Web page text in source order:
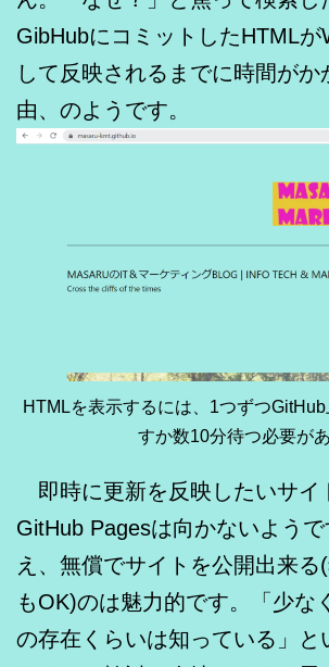
GibHubにコミットしたHTMLが
して反映されるまでに時間がか
由、のようです。
HTMLを表示するには、1つずつ
すか数10分待つ必要が
即時に更新を反映したいサイ
GitHub Pagesは向かないよう
え、無償でサイトを公開出来る
もOK)のは魅力的です。「少な
の存在くらいは知っている」と